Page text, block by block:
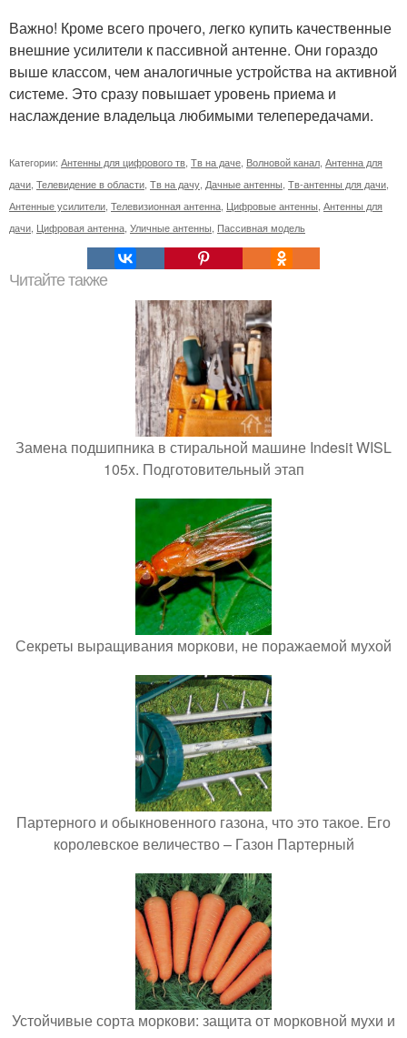
Важно! Кроме всего прочего, легко купить качественные
внешние усилители к пассивной антенне. Они гораздо
выше классом, чем аналогичные устройства на активной
системе. Это сразу повышает уровень приема и
наслаждение владельца любимыми телепередачами.
Категории: Антенны для цифрового тв, Тв на даче, Волновой канал, Антенна для
дачи, Телевидение в области, Тв на дачу, Дачные антенны, Тв-антенны для дачи,
Антенные усилители, Телевизионная антенна, Цифровые антенны, Антенны для
дачи, Цифровая антенна, Уличные антенны, Пассивная модель
Читайте также
Замена подшипника в стиральной машине Indesit WISL
105x. Подготовительный этап
Секреты выращивания моркови, не поражаемой мухой
Партерного и обыкновенного газона, что это такое. Его
королевское величество – Газон Партерный
Устойчивые сорта моркови: защита от морковной мухи и